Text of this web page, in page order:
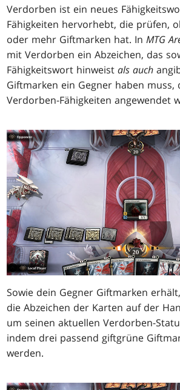
Verdorben ist ein neues
Fähigkeiten hervorhebt, die prüfen,
oder mehr Giftmarken hat. InMTG
mit Verdorben ein Abzeichen, das
Fähigkeitswort hinweistals auch
Giftmarken ein Gegner haben muss,
Verdorben-Fähigkeiten angewendet
Sowie dein Gegner Giftmarken
die Abzeichen der Karten auf der
um seinen aktuellen Verdorben-
indem drei passend giftgrüne
werden.